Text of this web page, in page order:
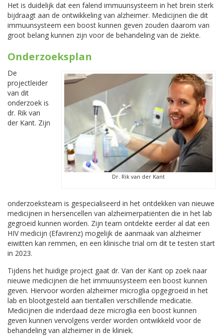
Het is duidelijk dat een falend immuunsysteem in het brein sterk
bijdraagt aan de ontwikkeling van alzheimer. Medicijnen die dit
immuunsysteem een boost kunnen geven zouden daarom van
groot belang kunnen zijn voor de behandeling van de ziekte.
Onderzoeksplan
Dr. Rik van der Kant
De
projectleider
van dit
onderzoek is
dr. Rik van
der Kant. Zijn
onderzoeksteam is gespecialiseerd in het ontdekken van nieuwe
medicijnen in hersencellen van alzheimerpatiënten die in het lab
gegroeid kunnen worden. Zijn team ontdekte eerder al dat een
HIV medicijn (Efavirenz) mogelijk de aanmaak van alzheimer
eiwitten kan remmen, en een klinische trial om dit te testen start
in 2023.
Tijdens het huidige project gaat dr. Van der Kant op zoek naar
nieuwe medicijnen die het immuunsysteem een boost kunnen
geven. Hiervoor worden alzheimer microglia opgegroeid in het
lab en blootgesteld aan tientallen verschillende medicatie.
Medicijnen die inderdaad deze microglia een boost kunnen
geven kunnen vervolgens verder worden ontwikkeld voor de
behandeling van alzheimer in de kliniek.